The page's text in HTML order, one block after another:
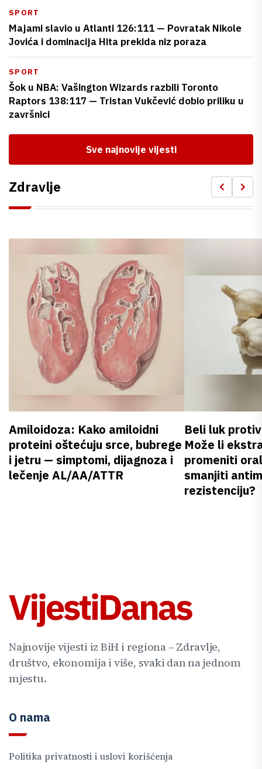
SPORT
Majami slavio u Atlanti 126:111 — Povratak Nikole
Jovića i dominacija Hita prekida niz poraza
SPORT
Šok u NBA: Vašington Wizards razbili Toronto
Raptors 138:117 — Tristan Vukčević dobio priliku u
završnici
Sve najnovije vijesti
Zdravlje
Amiloidoza: Kako amiloidni
proteini oštećuju srce, bubrege
i jetru — simptomi, dijagnoza i
lečenje AL/AA/ATTR
Beli luk
Može li
promeniti
smanjiti
rezistenciju?
Najnovije vijesti iz BiH i regiona – Zdravlje,
društvo, ekonomija i više, svaki dan na jednom
mjestu.
O nama
Politika privatnosti i uslovi korišćenja